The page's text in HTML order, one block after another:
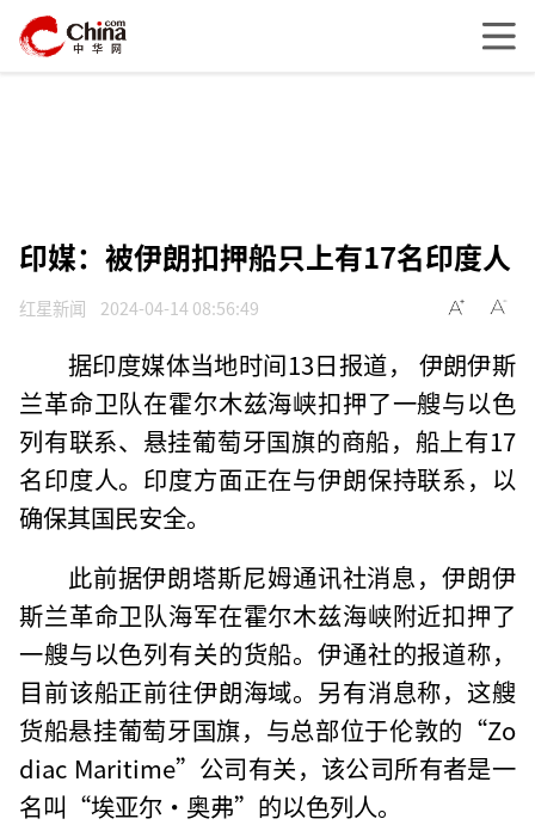
印媒：被伊朗扣押船只上有17名印度人
红星新闻 2024-04-14 08:56:49
据印度媒体当地时间13日报道， 伊朗伊斯
兰革命卫队在霍尔木兹海峡扣押了一艘与以色
列有联系、悬挂葡萄牙国旗的商船，船上有17
名印度人。印度方面正在与伊朗保持联系，以
确保其国民安全。
此前据伊朗塔斯尼姆通讯社消息，伊朗伊
斯兰革命卫队海军在霍尔木兹海峡附近扣押了
一艘与以色列有关的货船。伊通社的报道称，
目前该船正前往伊朗海域。另有消息称，这艘
货船悬挂葡萄牙国旗，与总部位于伦敦的“Zo
diac Maritime”公司有关，该公司所有者是一
名叫“埃亚尔·奥弗”的以色列人。